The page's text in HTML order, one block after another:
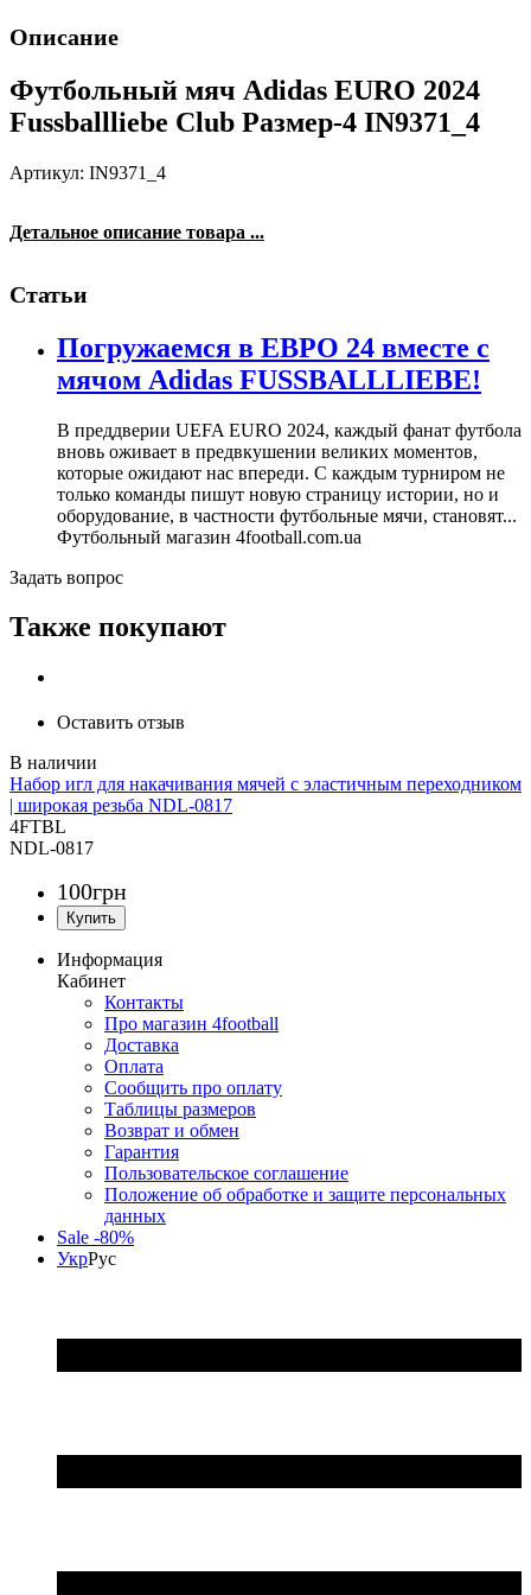
Описание
Футбольный мяч Adidas EURO 2024
Fussballliebe Club Размер-4 IN9371_4
Артикул: IN9371_4
Детальное описание товара ...
Статьи
Погружаемся в ЕВРО 24 вместе с
мячом Adidas FUSSBALLLIEBE!
В преддверии UEFA EURO 2024, каждый фанат футбола
вновь оживает в предвкушении великих моментов,
которые ожидают нас впереди. С каждым турниром не
только команды пишут новую страницу истории, но и
оборудование, в частности футбольные мячи, становят...
Футбольный магазин 4football.com.ua
Задать вопрос
Также покупают
Оставить отзыв
Набор игл для накачивания мячей c эластичным переходником
| широкая резьба NDL-0817
4FTBL
NDL-0817
100грн
Информация
Кабинет
Контакты
Про магазин 4football
Доставка
Оплата
Сообщить про оплату
Таблицы размеров
Возврат и обмен
Гарантия
Пользовательское соглашение
Положение об обработке и защите персональных
данных
Sale -80%
УкрРус